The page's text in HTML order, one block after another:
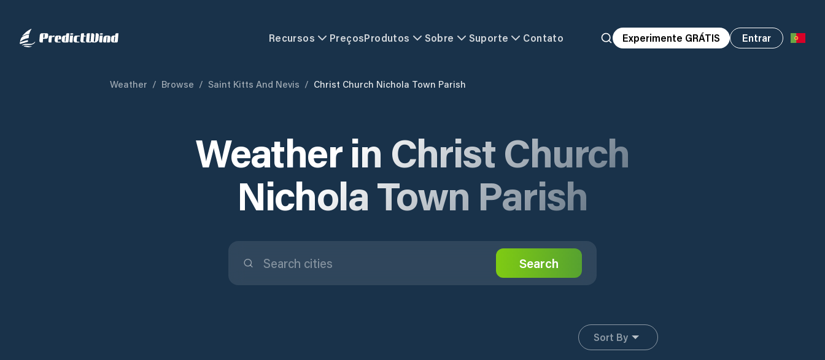
Recursos PreçosProdutos Sobre Suporte Contato Experimente GRÁTIS Entrar
Weather / Browse / Saint Kitts And Nevis / Christ Church Nichola Town Parish
Weather in Christ Church
Nichola Town Parish
Search
Sort By